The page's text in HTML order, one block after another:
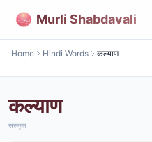
Murli Shabdavali
Home Hindi Words कल्याण
कल्याण
संस्कृत